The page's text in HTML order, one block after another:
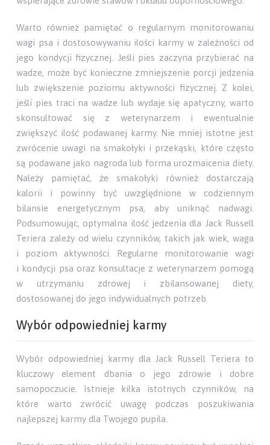
Warto również pamiętać o regularnym monitorowaniu
wagi psa i dostosowywaniu ilości karmy w zależności od
jego kondycji fizycznej. Jeśli pies zaczyna przybierać na
wadze, może być konieczne zmniejszenie porcji jedzenia
lub zwiększenie poziomu aktywności fizycznej. Z kolei,
jeśli pies traci na wadze lub wydaje się apatyczny, warto
skonsultować się z weterynarzem i ewentualnie
zwiększyć ilość podawanej karmy. Nie mniej istotne jest
zwrócenie uwagi na smakołyki i przekąski, które często
są podawane jako nagroda lub forma urozmaicenia diety.
Należy pamiętać, że smakołyki również dostarczają
kalorii i powinny być uwzględnione w codziennym
bilansie energetycznym psa, aby uniknąć nadwagi.
Podsumowując, optymalna ilość jedzenia dla Jack Russell
Teriera zależy od wielu czynników, takich jak wiek, waga
i poziom aktywności. Regularne monitorowanie wagi
i kondycji psa oraz konsultacje z weterynarzem pomogą
w utrzymaniu zdrowej i zbilansowanej diety,
dostosowanej do jego indywidualnych potrzeb.
Wybór odpowiedniej karmy
Wybór odpowiedniej karmy dla Jack Russell Teriera to
kluczowy element dbania o jego zdrowie i dobre
samopoczucie. Istnieje kilka istotnych czynników, na
które warto zwrócić uwagę podczas poszukiwania
najlepszej karmy dla Twojego pupila.